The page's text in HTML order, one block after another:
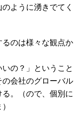
ように湧きでてく
のは様々な観点か
いの？」ということ
の会社のグローバル
。（ので、個別に